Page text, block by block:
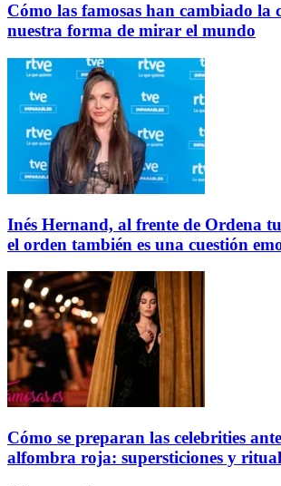
Cómo las famosas han cambiado la
nuestra forma de mirar el mundo
Inés Hernand, al frente de Ordena
el orden también es una cuestión
Cómo se preparan las celebrities
alfombra roja: supersticiones y